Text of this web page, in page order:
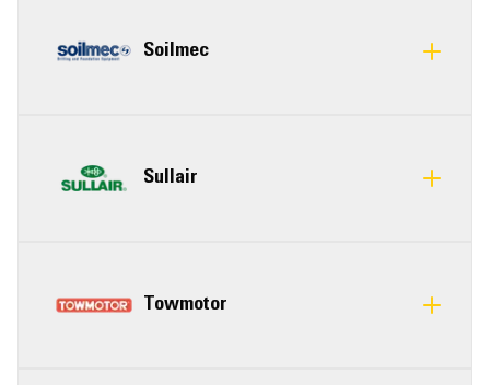
Soilmec
Sullair
Towmotor